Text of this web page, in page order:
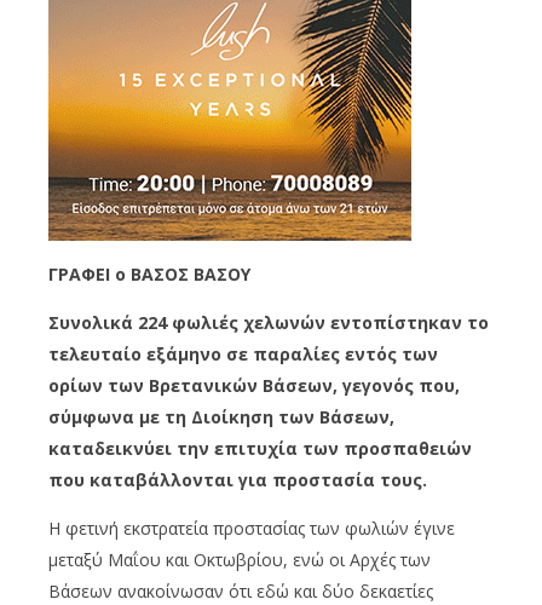
ΓΡΑΦΕΙ ο ΒΑΣΟΣ ΒΑΣΟΥ
Συνολικά 224 φωλιές χελωνών εντοπίστηκαν το
τελευταίο εξάμηνο σε παραλίες εντός των
ορίων των Βρετανικών Βάσεων, γεγονός που,
σύμφωνα με τη Διοίκηση των Βάσεων,
καταδεικνύει την επιτυχία των προσπαθειών
που καταβάλλονται για προστασία τους.
Η φετινή εκστρατεία προστασίας των φωλιών έγινε
μεταξύ Μαΐου και Οκτωβρίου, ενώ οι Αρχές των
Βάσεων ανακοίνωσαν ότι εδώ και δύο δεκαετίες